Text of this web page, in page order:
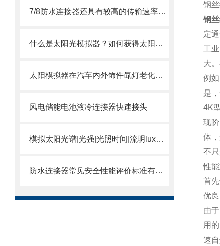
7/8防水连接器还具有较高的传输速率和稳定的信号质量
什么是太阳光模拟器？如何获得太阳光的模拟光源？
太阳模拟器在汽车内外饰件氙灯老化试验作用
风电储能电池液冷连接器快速接头
模拟太阳光谱|光强|光照时间|流明lux设备太阳光模拟器
防水连接器常见安全性能评价标准有哪些？
钢
钢
定
工
大
例
是
4K
现
体
不
性
首
优
由
用
速